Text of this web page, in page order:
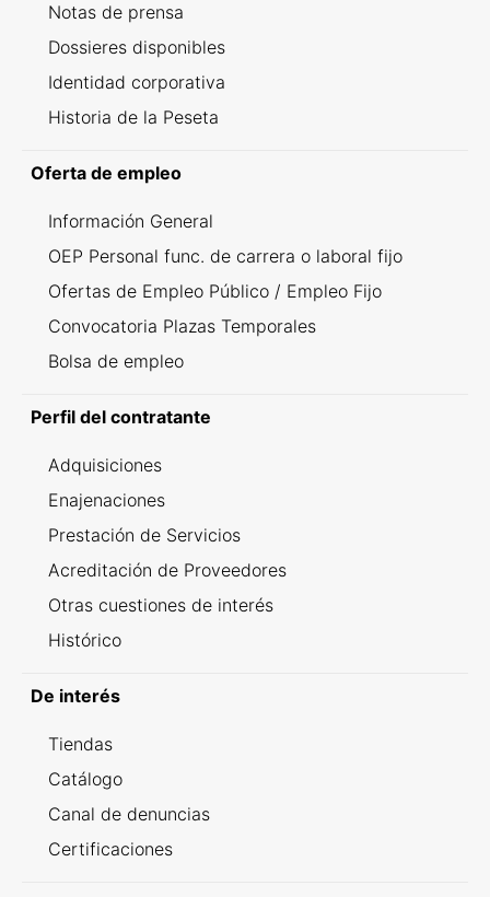
Notas de prensa
Dossieres disponibles
Identidad corporativa
Historia de la Peseta
Oferta de empleo
Información General
OEP Personal func. de carrera o laboral fijo
Ofertas de Empleo Público / Empleo Fijo
Convocatoria Plazas Temporales
Bolsa de empleo
Perfil del contratante
Adquisiciones
Enajenaciones
Prestación de Servicios
Acreditación de Proveedores
Otras cuestiones de interés
Histórico
De interés
Tiendas
Catálogo
Canal de denuncias
Certificaciones